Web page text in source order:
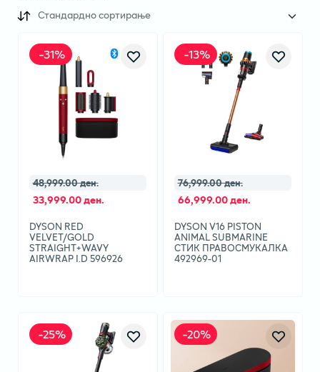
Стандардно сортирање
-31%
48,999.00 ден.
33,999.00 ден.
DYSON RED
VELVET/GOLD
STRAIGHT+WAVY
AIRWRAP I.D 596926
-13%
76,999.00 ден.
66,999.00 ден.
DYSON V16 PISTON
ANIMAL SUBMARINE
СТИК ПРАВОСМУКАЛКА
492969-01
-25% -20%